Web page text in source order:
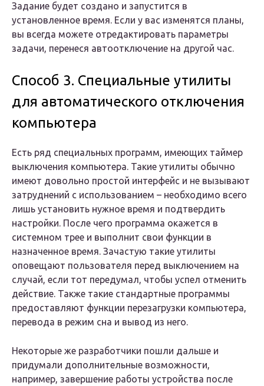
Задание будет создано и запустится в
установленное время. Если у вас изменятся планы,
вы всегда можете отредактировать параметры
задачи, перенеся автоотключение на другой час.
Способ 3. Специальные утилиты
для автоматического отключения
компьютера
Есть ряд специальных программ, имеющих таймер
выключения компьютера. Такие утилиты обычно
имеют довольно простой интерфейс и не вызывают
затруднений с использованием – необходимо всего
лишь установить нужное время и подтвердить
настройки. После чего программа окажется в
системном трее и выполнит свои функции в
назначенное время. Зачастую такие утилиты
оповещают пользователя перед выключением на
случай, если тот передумал, чтобы успел отменить
действие. Также такие стандартные программы
предоставляют функции перезагрузки компьютера,
перевода в режим сна и вывод из него.
Некоторые же разработчики пошли дальше и
придумали дополнительные возможности,
например, завершение работы устройства после